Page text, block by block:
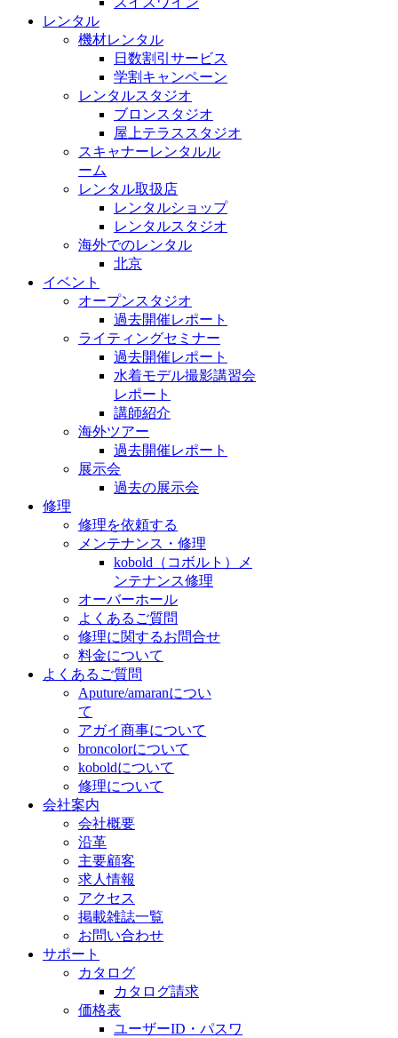
レンタル
機材レンタル
日数割引サービス
学割キャンペーン
レンタルスタジオ
ブロンスタジオ
屋上テラススタジオ
スキャナーレンタルル
ーム
レンタル取扱店
レンタルショップ
レンタルスタジオ
海外でのレンタル
北京
イベント
オープンスタジオ
過去開催レポート
ライティングセミナー
過去開催レポート
水着モデル撮影講習会
レポート
講師紹介
海外ツアー
過去開催レポート
展示会
過去の展示会
修理
修理を依頼する
メンテナンス・修理
kobold（コボルト）メ
ンテナンス修理
オーバーホール
よくあるご質問
修理に関するお問合せ
料金について
よくあるご質問
Aputure/amaranについ
て
アガイ商事について
broncolorについて
koboldについて
修理について
会社案内
会社概要
沿革
主要顧客
求人情報
アクセス
掲載雑誌一覧
お問い合わせ
サポート
カタログ
カタログ請求
価格表
ユーザーID・パスワ